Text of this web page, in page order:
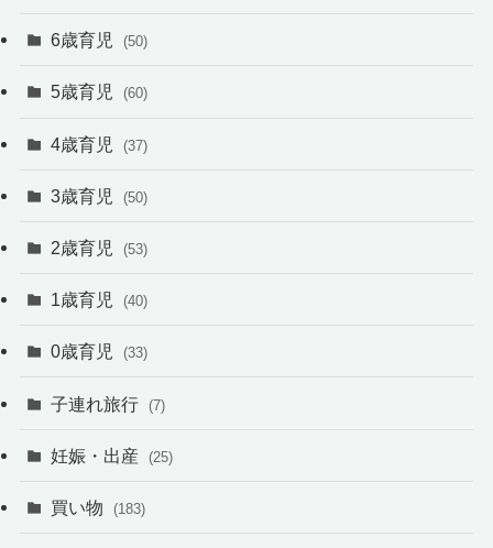
6歳育児 (50)
5歳育児 (60)
4歳育児 (37)
3歳育児 (50)
2歳育児 (53)
1歳育児 (40)
0歳育児 (33)
子連れ旅行 (7)
妊娠・出産 (25)
買い物 (183)